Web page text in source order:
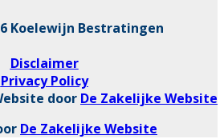
Koelewijn Bestratingen
Disclaimer
Privacy Policy
door De Zakelijke Website
De Zakelijke Website